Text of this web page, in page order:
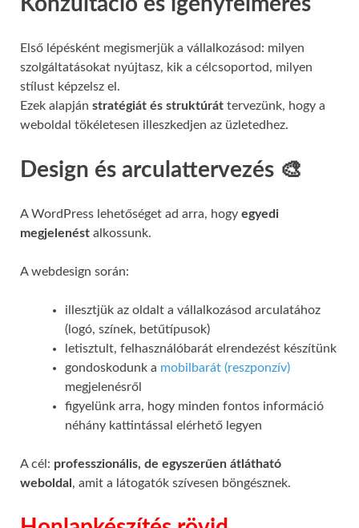
Első lépésként megismerjük a vállalkozásod: milyen
szolgáltatásokat nyújtasz, kik a célcsoportod, milyen
stílust képzelsz el.
Ezek alapján stratégiát és struktúrát tervezünk, hogy a
weboldal tökéletesen illeszkedjen az üzletedhez.
Design és arculattervezés 🎨
A WordPress lehetőséget ad arra, hogy egyedi
megjelenést alkossunk.
A webdesign során:
illesztjük az oldalt a vállalkozásod arculatához
(logó, színek, betűtípusok)
letisztult, felhasználóbarát elrendezést készítünk
gondoskodunk a mobilbarát (reszponzív)
megjelenésről
figyelünk arra, hogy minden fontos információ
néhány kattintással elérhető legyen
A cél: professzionális, de egyszerűen átlátható
weboldal , amit a látogatók szívesen böngésznek.